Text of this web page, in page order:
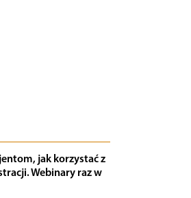
jak korzystać z
Webinary raz w